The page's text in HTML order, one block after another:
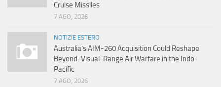
Cruise Missiles
7 AGO, 2026
NOTIZIE ESTERO
Australia’s AIM-260 Acquisition Could Reshape
Beyond-Visual-Range Air Warfare in the Indo-
Pacific
7 AGO, 2026